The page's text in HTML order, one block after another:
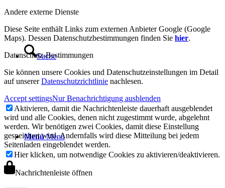
Suche
Menü Menü
Andere externe Dienste
Diese Seite enthält Links zum externen Anbieter Google (Google
Maps). Dessen Datenschutzbestimmungen finden Sie hier.
Datenschutz-Bestimmungen
Sie können unsere Cookies und Datenschutzeinstellungen im Detail
auf unsererDatenschutzrichtlinie nachlesen.
Accept settingsNur Benachrichtigung ausblenden
Aktivieren, damit die Nachrichtenleiste dauerhaft ausgeblendet
wird und alle Cookies, denen nicht zugestimmt wurde, abgelehnt
werden. Wir benötigen zwei Cookies, damit diese Einstellung
gespeichert wird. Andernfalls wird diese Mitteilung bei jedem
Seitenladen eingeblendet werden.
Hier klicken, um notwendige Cookies zu aktivieren/deaktivieren.
Nachrichtenleiste öffnen